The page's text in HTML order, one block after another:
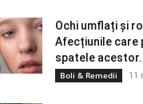
Ochi umflați și
Afecțiunile care
spatele
Boli & Remedii 11